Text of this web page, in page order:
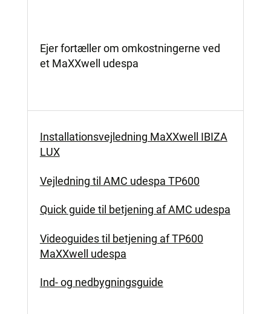
Ejer fortæller om omkostningerne ved
et MaXXwell udespa
Installationsvejledning MaXXwell IBIZA
LUX
Vejledning til AMC udespa TP600
Quick guide til betjening af AMC udespa
Videoguides til betjening af TP600
MaXXwell udespa
Ind- og nedbygningsguide